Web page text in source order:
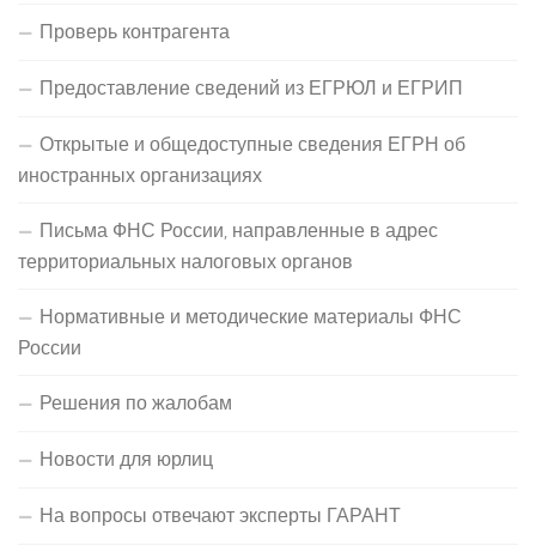
Проверь контрагента
Предоставление сведений из ЕГРЮЛ и ЕГРИП
Открытые и общедоступные сведения ЕГРН об
иностранных организациях
Письма ФНС России, направленные в адрес
территориальных налоговых органов
Нормативные и методические материалы ФНС
России
Решения по жалобам
Новости для юрлиц
На вопросы отвечают эксперты ГАРАНТ